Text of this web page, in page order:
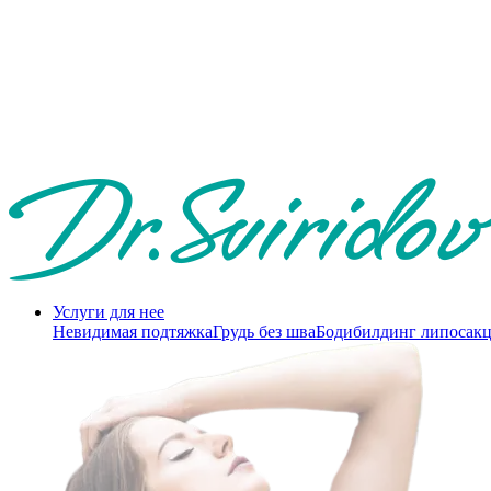
Услуги для нее
Невидимая подтяжкаГрудь без шваБодибилдинг